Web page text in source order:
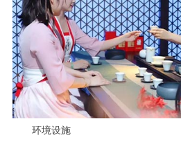
环境设施